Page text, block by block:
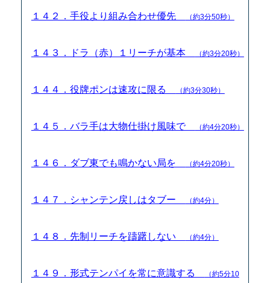
１４２．手役より組み合わせ優先 （約3分50秒）
１４３．ドラ（赤）１リーチが基本 （約3分20秒）
１４４．役牌ポンは速攻に限る （約3分30秒）
１４５．バラ手は大物仕掛け風味で （約4分20秒）
１４６．ダブ東でも鳴かない局を （約4分20秒）
１４７．シャンテン戻しはタブー （約4分）
１４８．先制リーチを躊躇しない （約4分）
１４９．形式テンパイを常に意識する
（約5分10